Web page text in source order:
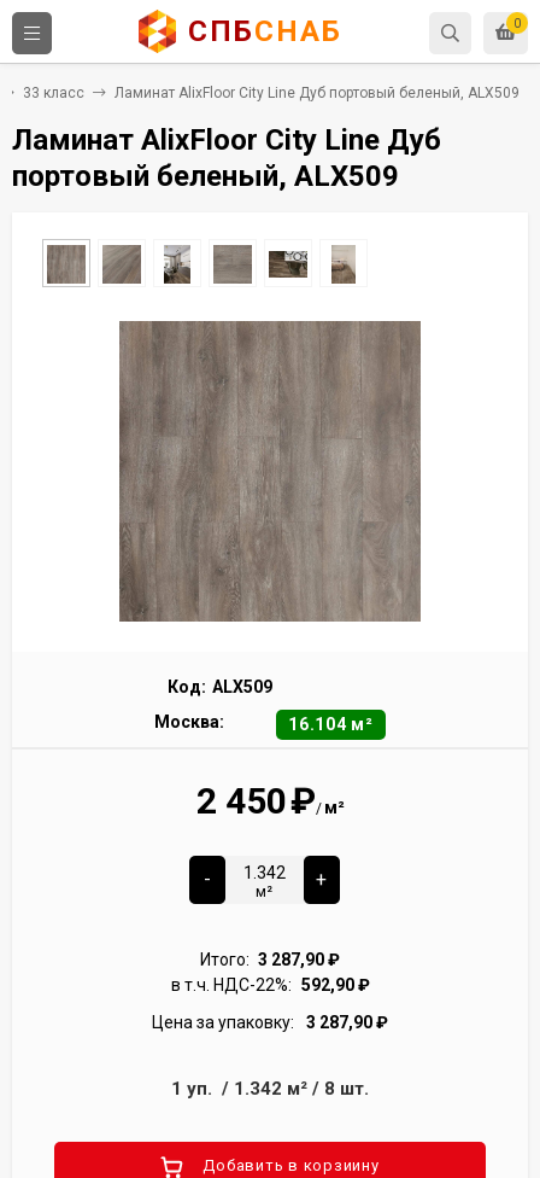
0
СПБСНАБ
33 класс Ламинат AlixFloor City Line Дуб портовый беленый, ALX509
Ламинат AlixFloor City Line Дуб
портовый беленый, ALX509
Код: ALX509
Москва:
16.104 м²
2 450₽/ м²
-
м²
+
Итого: 3 287,90₽
в т.ч. НДС-22%: 592,90₽
Цена за упаковку:
3 287,90₽
1 уп. / 1.342 м² / 8 шт.
Добавить в корзиину